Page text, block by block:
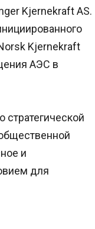
Kjernekraft AS.
Kjernekraft
АЭС в
и
для